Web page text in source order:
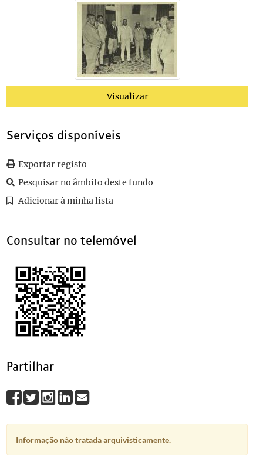
Alguns aspectos da Viagem Presidencial às colónias
Alguns aspectos da Viagem Presidencial às colónias
Alguns aspectos da Viagem Presidencial às colónias
Alguns aspectos da Viagem Presidencial às colónias
Anexo ao álbum da Viagem Presidencial à África em
Visualizar
Serviços disponíveis
Exportar registo
Pesquisar no âmbito deste fundo
Adicionar à minha lista
Consultar no telemóvel
Partilhar
Informação não tratada arquivisticamente.